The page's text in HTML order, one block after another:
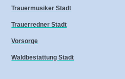
Trauermusiker Stadt
Trauerredner Stadt
Vorsorge
Waldbestattung Stadt